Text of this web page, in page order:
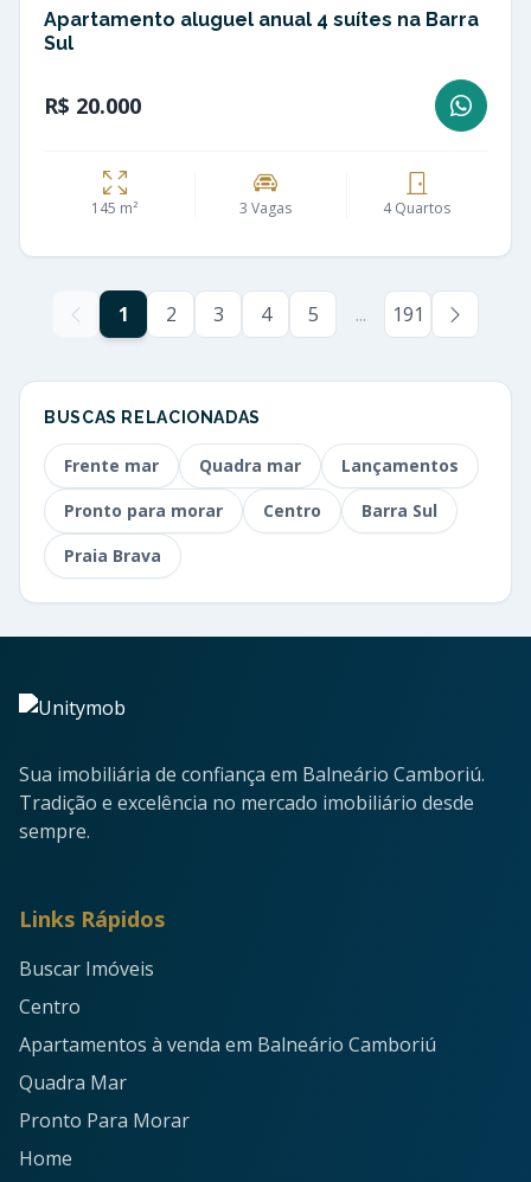
Apartamento aluguel anual 4 suítes na Barra
Sul
R$ 20.000
145 m² 3 Vagas 4 Quartos
1 2 3 4 5 ... 191
BUSCAS RELACIONADAS
Frente mar Quadra mar
Lançamentos
Pronto para morar
Centro
Barra Sul
Praia Brava
Sua imobiliária de confiança em Balneário Camboriú.
Tradição e excelência no mercado imobiliário desde
sempre.
Links Rápidos
Buscar Imóveis
Centro
Apartamentos à venda em Balneário Camboriú
Quadra Mar
Pronto Para Morar
Home